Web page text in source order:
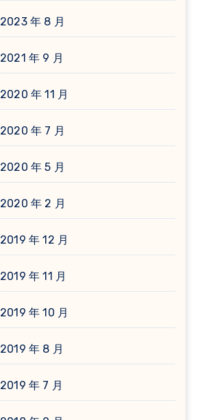
2023 年 8 月
2021 年 9 月
2020 年 11 月
2020 年 7 月
2020 年 5 月
2020 年 2 月
2019 年 12 月
2019 年 11 月
2019 年 10 月
2019 年 8 月
2019 年 7 月